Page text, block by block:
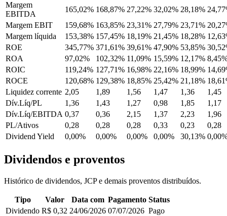
Margem
EBITDA
165,02% 168,87% 27,22% 32,02% 28,18%
Margem EBIT
159,68% 163,85% 23,31% 27,79% 23,71%
Margem líquida
153,38% 157,45% 18,19% 21,45% 18,28%
ROE
345,77% 371,61% 39,61% 47,90% 53,85%
ROA
97,02% 102,32% 11,09% 15,59% 12,17%
ROIC
119,24% 127,71% 16,98% 22,16% 18,99%
ROCE
120,68% 129,38% 18,85% 25,42% 21,18%
Liquidez corrente 2,05 1,89 1,56 1,47 1,36
1,45
Dív.Líq/PL
1,36 1,43 1,27 0,98 1,85
1,17
Dív.Líq/EBITDA 0,37 0,36 2,15 1,37 2,23
1,96
PL/Ativos
0,28 0,28 0,28 0,33 0,23
0,28
Dividend Yield
0,00% 0,00% 0,00% 0,00% 30,13%
Dividendos e proventos
Histórico de dividendos, JCP e demais proventos distribuídos.
Tipo Valor Data com Pagamento Status
Dividendo R$ 0,32 24/06/2026 07/07/2026 Pago